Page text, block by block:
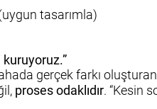
tasarımla)
gerçek farkı
proses odaklıdır. “Kesin